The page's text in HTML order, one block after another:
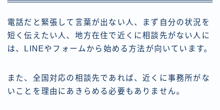
電話だと緊張して言葉が出ない人、まず自分の状況を
短く伝えたい人、地方在住で近くに相談先がない人に
は、LINEやフォームから始める方法が向いています。
また、全国対応の相談先であれば、近くに事務所がな
いことを理由にあきらめる必要もありません。